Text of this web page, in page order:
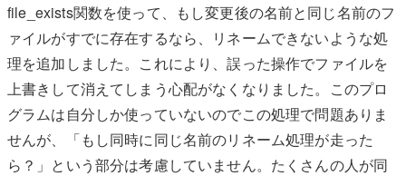
file_exists関数を使って、もし変更後の名前と同じ名前のフ
ァイルがすでに存在するなら、リネームできないような処
理を追加しました。これにより、誤った操作でファイルを
上書きして消えてしまう心配がなくなりました。このプロ
グラムは自分しか使っていないのでこの処理で問題ありま
せんが、「もし同時に同じ名前のリネーム処理が走った
ら？」という部分は考慮していません。たくさんの人が同